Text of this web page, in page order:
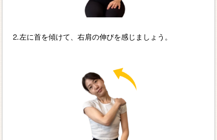
⒉左に首を傾けて、右肩の伸びを感じましょう。